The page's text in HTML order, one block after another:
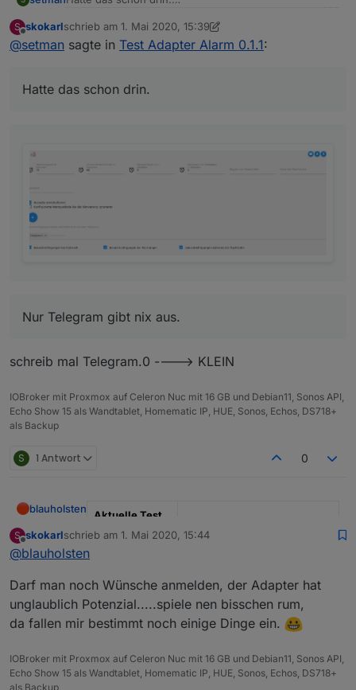
Nur Telegram gibt nix aus.
meldung
S
Offline
skokarlschrieb am 1. Mai 2020, 15:39
zuletzt editiert von skokarl5. Jan. 2020, 17:44
@setman sagte in Test Adapter Alarm 0.1.1:
Hatte das schon drin.
Nur Telegram gibt nix aus.
schreib mal Telegram.0 ----> KLEIN
IOBroker mit Proxmox auf Celeron Nuc mit 16 GB und Debian11, Sonos API,
Echo Show 15 als Wandtablet, Homematic IP, HUE, Sonos, Echos, DS718+
als Backup
S 1 Antwort 0
blauholsten
Aktuelle Test
Version
3.6.x
Github Link
https://github.com/misanorot/
ioBroker.alarm
Hier Adapter Beschreibung, Changelog etc.
S
Offline
skokarlschrieb am 1. Mai 2020, 15:44
zuletzt editiert von
@blauholsten
Darf man noch Wünsche anmelden, der Adapter hat
unglaublich Potenzial.....spiele nen bisschen rum,
da fallen mir bestimmt noch einige Dinge ein.
IOBroker mit Proxmox auf Celeron Nuc mit 16 GB und Debian11, Sonos API,
Echo Show 15 als Wandtablet, Homematic IP, HUE, Sonos, Echos, DS718+
als Backup